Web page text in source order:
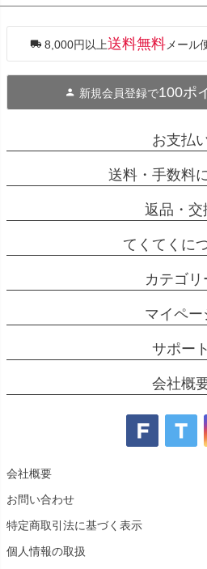
8,000円以上送料無料メール
新規会員登録で100ポ
お支払
送料・手数料
返品・交
てくてくに
カテゴリ
マイペー
サポート
会社概
会社概要
お問い合わせ
特定商取引法に基づく表示
個人情報の取扱